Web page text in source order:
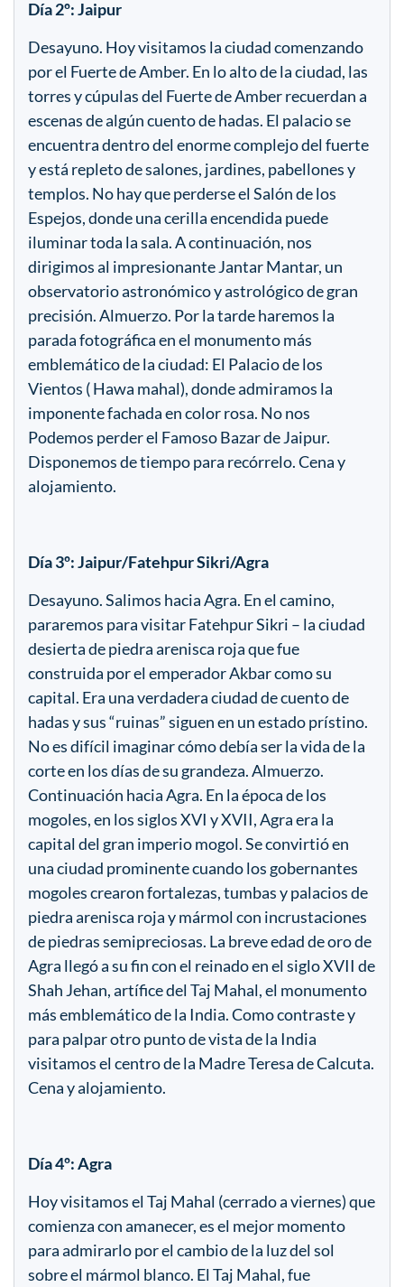
Día 2º: Jaipur
Desayuno. Hoy visitamos la ciudad comenzando
por el Fuerte de Amber. En lo alto de la ciudad, las
torres y cúpulas del Fuerte de Amber recuerdan a
escenas de algún cuento de hadas. El palacio se
encuentra dentro del enorme complejo del fuerte
y está repleto de salones, jardines, pabellones y
templos. No hay que perderse el Salón de los
Espejos, donde una cerilla encendida puede
iluminar toda la sala. A continuación, nos
dirigimos al impresionante Jantar Mantar, un
observatorio astronómico y astrológico de gran
precisión. Almuerzo. Por la tarde haremos la
parada fotográfica en el monumento más
emblemático de la ciudad: El Palacio de los
Vientos ( Hawa mahal), donde admiramos la
imponente fachada en color rosa. No nos
Podemos perder el Famoso Bazar de Jaipur.
Disponemos de tiempo para recórrelo. Cena y
alojamiento.
Día 3º: Jaipur/Fatehpur Sikri/Agra
Desayuno. Salimos hacia Agra. En el camino,
pararemos para visitar Fatehpur Sikri – la ciudad
desierta de piedra arenisca roja que fue
construida por el emperador Akbar como su
capital. Era una verdadera ciudad de cuento de
hadas y sus “ruinas” siguen en un estado prístino.
No es difícil imaginar cómo debía ser la vida de la
corte en los días de su grandeza. Almuerzo.
Continuación hacia Agra. En la época de los
mogoles, en los siglos XVI y XVII, Agra era la
capital del gran imperio mogol. Se convirtió en
una ciudad prominente cuando los gobernantes
mogoles crearon fortalezas, tumbas y palacios de
piedra arenisca roja y mármol con incrustaciones
de piedras semipreciosas. La breve edad de oro de
Agra llegó a su fin con el reinado en el siglo XVII de
Shah Jehan, artífice del Taj Mahal, el monumento
más emblemático de la India. Como contraste y
para palpar otro punto de vista de la India
visitamos el centro de la Madre Teresa de Calcuta.
Cena y alojamiento.
Día 4º: Agra
Hoy visitamos el Taj Mahal (cerrado a viernes) que
comienza con amanecer, es el mejor momento
para admirarlo por el cambio de la luz del sol
sobre el mármol blanco. El Taj Mahal, fue